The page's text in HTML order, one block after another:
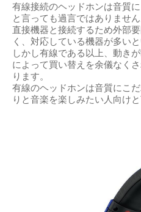
有線接続のヘッドホンは音質
と言っても過言ではありません
直接機器と接続するため外部
く、対応している機器が多い
しかし有線である以上、動き
によって買い替えを余儀なく
ります。
有線のヘッドホンは音質にこ
りと音楽を楽しみたい人向けと